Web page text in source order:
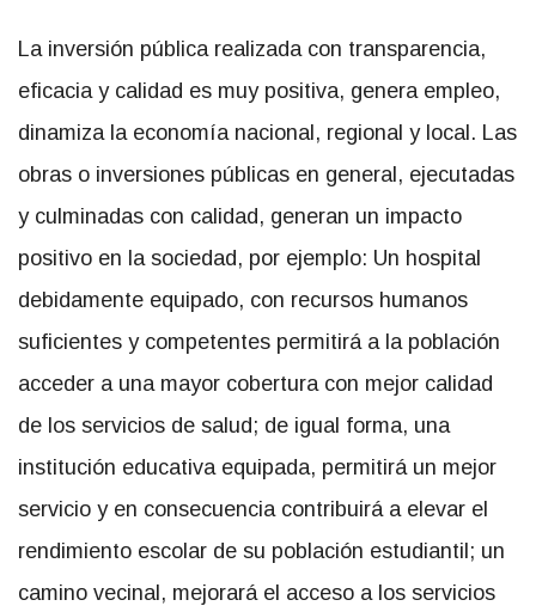
La inversión pública realizada con transparencia,
eficacia y calidad es muy positiva, genera empleo,
dinamiza la economía nacional, regional y local. Las
obras o inversiones públicas en general, ejecutadas
y culminadas con calidad, generan un impacto
positivo en la sociedad, por ejemplo: Un hospital
debidamente equipado, con recursos humanos
suficientes y competentes permitirá a la población
acceder a una mayor cobertura con mejor calidad
de los servicios de salud; de igual forma, una
institución educativa equipada, permitirá un mejor
servicio y en consecuencia contribuirá a elevar el
rendimiento escolar de su población estudiantil; un
camino vecinal, mejorará el acceso a los servicios